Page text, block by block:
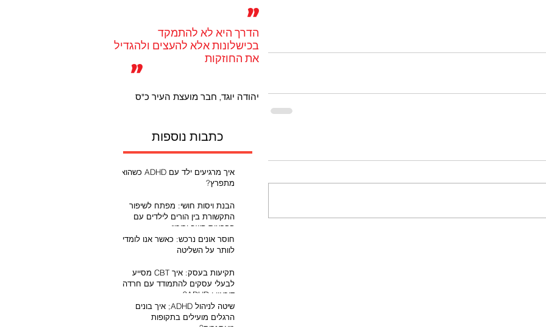
הדרך היא לא להתמקד
בכישלונות אלא להעצים ולהגדיל
את החוזקות
"
"
יהודה יוגד, חבר מועצת העיר כ"ס
כתבות נוספות
איך מרגיעים ילד עם ADHD כשהוא
מתפרץ?
הבנת ויסות חושי: מפתח לשיפור
התקשורת בין הורים לילדים עם
הפרעות קשב וריכוז
חוסר אונים נרכש: כאשר אנו לומדים
לוותר על השליטה
תקיעות בעסק: איך CBT מסייע
לבעלי עסקים להתמודד עם חרדה,
דיכאון ו-ADHD?
שיטה לניהול ADHD; איך בונים
הרגלים מועילים בתקופות
מאתגרות?